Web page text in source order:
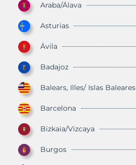
Araba/Álava
Asturias
Ávila
Badajoz
Balears, Illes/ Islas Baleares
Barcelona
Bizkaia/Vizcaya
Burgos